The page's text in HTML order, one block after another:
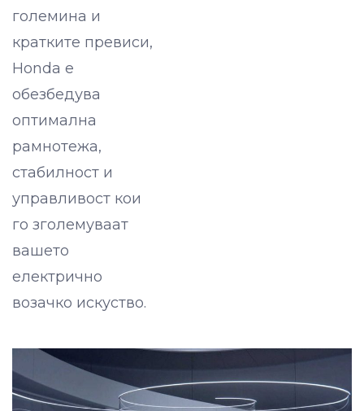
големина и
кратките превиси,
Honda e
обезбедува
оптимална
рамнотежа,
стабилност и
управливост кои
го зголемуваат
вашето
електрично
возачко искуство.